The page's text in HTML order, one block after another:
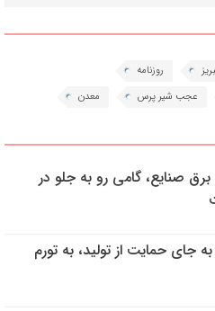
روزنامه
عجب شیر پرس معدن
صنایع، گامی رو به جلو در
جای حمایت از تولید، به تورم